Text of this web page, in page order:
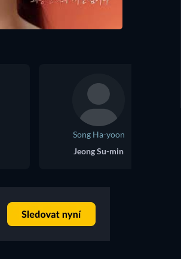
Song Ha-yoon
Jeong Su-min